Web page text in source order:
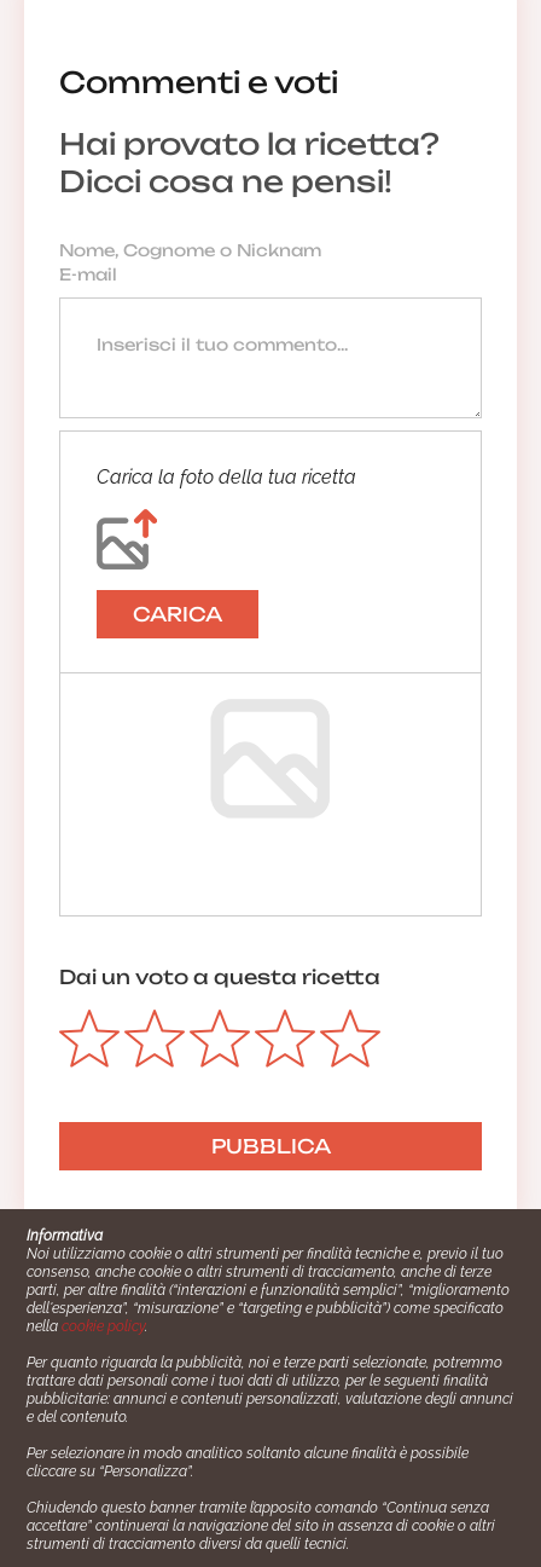
Commenti e voti
Hai provato la ricetta?
Dicci cosa ne pensi!
Carica la foto della tua ricetta
CARICA
Dai un voto a questa ricetta
Cucinare.it è un marchio commerciale di Impiego24.it s.r.l.
copyright 2014 - 2024 P.IVA: 03406490130
Azienda certiﬁcata ISO 27001 numero: SNR 73140386/89/I
- Azienda certiﬁcata ISO 9001 numero: SNR
Gestione consensi e categorie merceologiche marketing
Informativa
Noi utilizziamo cookie o altri strumenti per finalità tecniche e, previo il tuo
consenso, anche cookie o altri strumenti di tracciamento, anche di terze
parti, per altre finalità (“interazioni e funzionalità semplici”, “miglioramento
dell'esperienza”, “misurazione” e “targeting e pubblicità”) come specificato
nellacookie policy.
Per quanto riguarda la pubblicità, noi e terze parti selezionate, potremmo
trattare dati personali come i tuoi dati di utilizzo, per le seguenti finalità
pubblicitarie: annunci e contenuti personalizzati, valutazione degli annunci
e del contenuto.
Per selezionare in modo analitico soltanto alcune finalità è possibile
cliccare su “Personalizza”.
Chiudendo questo banner tramite l’apposito comando “Continua senza
accettare” continuerai la navigazione del sito in assenza di cookie o altri
strumenti di tracciamento diversi da quelli tecnici.